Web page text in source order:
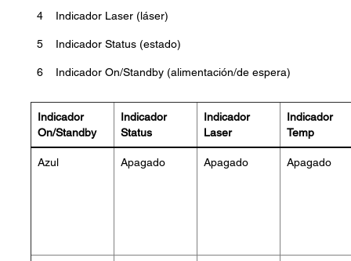
4 Indicador Laser (láser)
5 Indicador Status (estado)
6 Indicador On/Standby (alimentación/de espera)
Indicador
On/Standby
Indicador
Status
Indicador
Laser
Indicador
Temp
Azul Apagado Apagado Apagado